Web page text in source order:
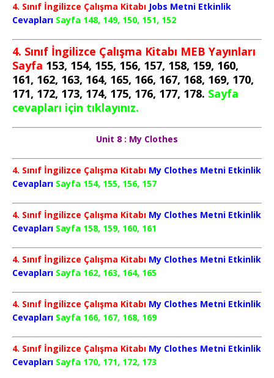
4. Sınıf İngilizce Çalışma Kitabı Jobs Metni Etkinlik
Cevapları Sayfa 148, 149, 150, 151, 152
4. Sınıf İngilizce Çalışma Kitabı MEB Yayınları
Sayfa 153, 154, 155, 156, 157, 158, 159, 160,
161, 162, 163, 164, 165, 166, 167, 168, 169, 170,
171, 172, 173, 174, 175, 176, 177, 178. Sayfa
cevapları için tıklayınız.
Unit 8 : My Clothes
4. Sınıf İngilizce Çalışma Kitabı My Clothes Metni Etkinlik
Cevapları Sayfa 154, 155, 156, 157
4. Sınıf İngilizce Çalışma Kitabı My Clothes Metni Etkinlik
Cevapları Sayfa 158, 159, 160, 161
4. Sınıf İngilizce Çalışma Kitabı My Clothes Metni Etkinlik
Cevapları Sayfa 162, 163, 164, 165
4. Sınıf İngilizce Çalışma Kitabı My Clothes Metni Etkinlik
Cevapları Sayfa 166, 167, 168, 169
4. Sınıf İngilizce Çalışma Kitabı My Clothes Metni Etkinlik
Cevapları Sayfa 170, 171, 172, 173